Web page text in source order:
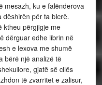
mesazh, ku e falënderova
dëshirën për ta blerë.
ktheu përgjigje me
dërguar edhe librin në
e lexova me shumë
bërë një analizë të
gjatë së cilës
të zvarritet e zalisur,